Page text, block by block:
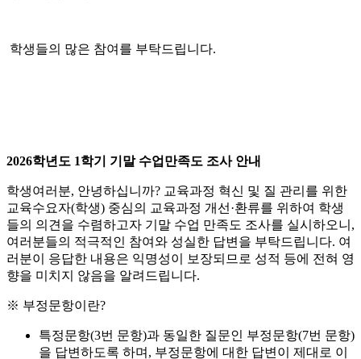
학생들의 많은 참여를 부탁드립니다.
2026학년도 1학기 기말 수업만족도 조사 안내
학생여러분, 안녕하십니까? 교육과정 혁신 및 질 관리를 위한
교육수요자(학생) 중심의 교육과정 개선·환류를 위하여 학생
들의 의견을 수렴하고자 기말 수업 만족도 조사를 실시하오니,
여러분들의 적극적인 참여와 성실한 답변을 부탁드립니다. 여
러분이 응답한 내용은 익명성이 보장되므로 성적 등에 전혀 영
향을 미치지 않음을 알려드립니다.
※ 부정문항이란?
특정문항(3번 문항)과 동일한 질문인 부정문항(7번 문항)
을 답변하도록 하며, 부정문항에 대한 답변이 제대로 이